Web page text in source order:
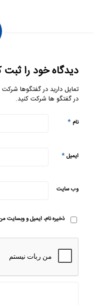
دیدگاه خود را ثبت
تمایل دارید در گفتگوها شرکت
در گفتگو ها شرکت کنید.
نام*
ایمیل*
وب‌ سایت
ذخیره نام، ایمیل و وبسایت